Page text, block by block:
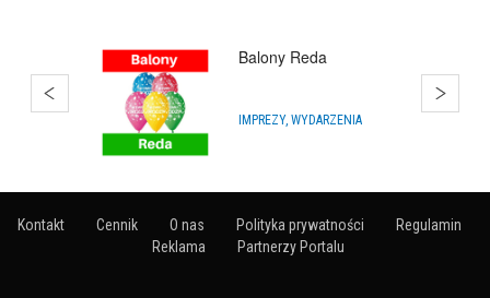
Impra Shop
PRODUKTY IMPREZOWE, PARTY
Kontakt Cennik O nas Polityka prywatności
Regulamin
Reklama
Partnerzy Portalu